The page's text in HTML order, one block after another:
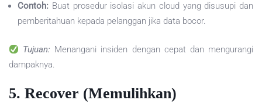
Contoh: Buat prosedur isolasi akun cloud yang disusupi dan
pemberitahuan kepada pelanggan jika data bocor.
Tujuan: Menangani insiden dengan cepat dan mengurangi
dampaknya.
5. Recover (Memulihkan)